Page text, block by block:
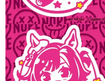
若ゲのいたり
『うつヌケ』『ペ
一先生によるゲー
なんでゲーム
ゲーム開発者・
具体的な形から解
です。